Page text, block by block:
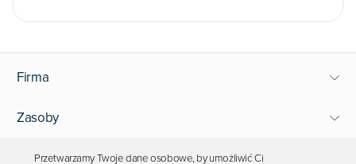
Firma
Zasoby
Wsparcie
Przetwarzamy Twoje dane osobowe, by umożliwić Ci